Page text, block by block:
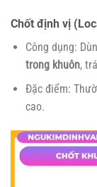
Chốt định vị
Công dụng:
trong khuôn,
Đặc điểm:
cao.